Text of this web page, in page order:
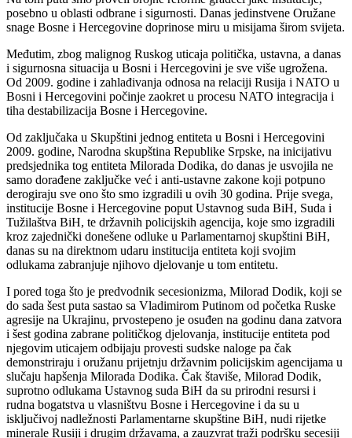
posebno u oblasti odbrane i sigurnosti. Danas jedinstvene Oružane
snage Bosne i Hercegovine doprinose miru u misijama širom svijeta.
Međutim, zbog malignog Ruskog uticaja politička, ustavna, a danas
i sigurnosna situacija u Bosni i Hercegovini je sve više ugrožena.
Od 2009. godine i zahlađivanja odnosa na relaciji Rusija i NATO u
Bosni i Hercegovini počinje zaokret u procesu NATO integracija i
tiha destabilizacija Bosne i Hercegovine.
Od zaključaka u Skupštini jednog entiteta u Bosni i Hercegovini
2009. godine, Narodna skupština Republike Srpske, na inicijativu
predsjednika tog entiteta Milorada Dodika, do danas je usvojila ne
samo dorađene zaključke već i anti-ustavne zakone koji potpuno
derogiraju sve ono što smo izgradili u ovih 30 godina. Prije svega,
institucije Bosne i Hercegovine poput Ustavnog suda BiH, Suda i
Tužilaštva BiH, te državnih policijskih agencija, koje smo izgradili
kroz zajednički donešene odluke u Parlamentarnoj skupštini BiH,
danas su na direktnom udaru institucija entiteta koji svojim
odlukama zabranjuje njihovo djelovanje u tom entitetu.
I pored toga što je predvodnik secesionizma, Milorad Dodik, koji se
do sada šest puta sastao sa Vladimirom Putinom od početka Ruske
agresije na Ukrajinu, prvostepeno je osuđen na godinu dana zatvora
i šest godina zabrane političkog djelovanja, institucije entiteta pod
njegovim uticajem odbijaju provesti sudske naloge pa čak
demonstriraju i oružanu prijetnju državnim policijskim agencijama u
slučaju hapšenja Milorada Dodika. Čak štaviše, Milorad Dodik,
suprotno odlukama Ustavnog suda BiH da su prirodni resursi i
rudna bogatstva u vlasništvu Bosne i Hercegovine i da su u
isključivoj nadležnosti Parlamentarne skupštine BiH, nudi rijetke
minerale Rusiji i drugim državama, a zauzvrat traži podršku secesiji